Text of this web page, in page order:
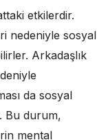
etkilerdir.
nedeniyle sosyal
Arkadaşlık
da sosyal
Bu durum,
mental